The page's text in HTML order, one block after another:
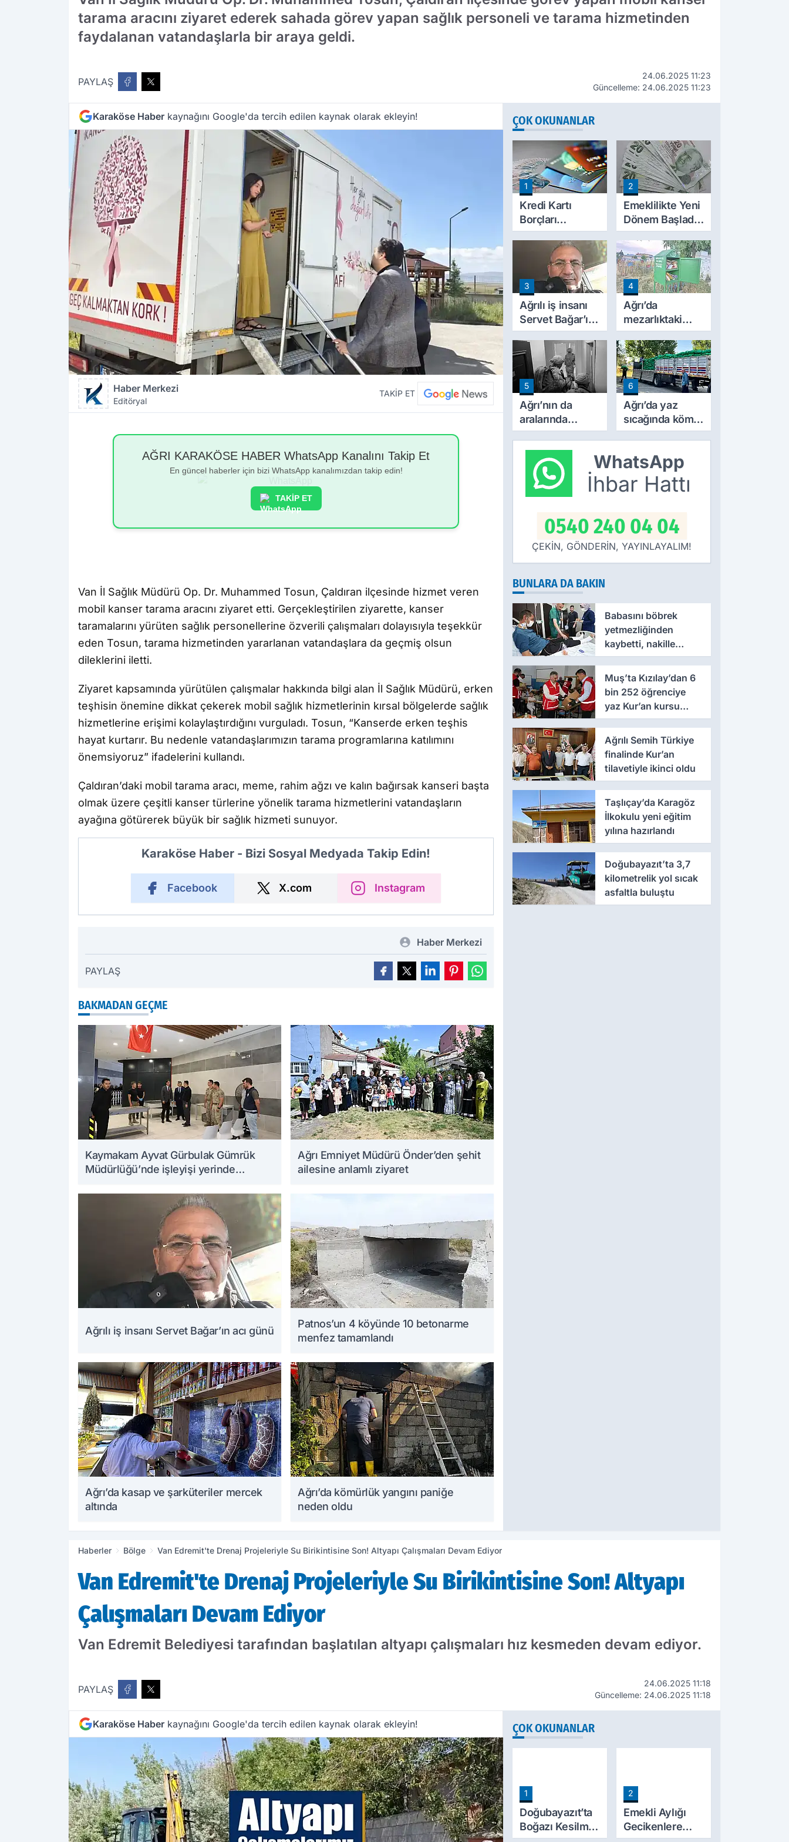
tarama aracını ziyaret ederek sahada görev yapan sağlık personeli ve tarama hizmetinden
faydalanan vatandaşlarla bir araya geldi.
PAYLAŞ
24.06.2025 11:23
Güncelleme: 24.06.2025 11:23
Karaköse Haber kaynağını Google'da tercih edilen kaynak olarak ekleyin!
Haber Merkezi
Editöryal
TAKİP ET
AĞRI KARAKÖSE HABER WhatsApp Kanalını Takip Et
En güncel haberler için bizi WhatsApp kanalımızdan takip edin!
TAKİP ET
Van İl Sağlık Müdürü Op. Dr. Muhammed Tosun, Çaldıran ilçesinde hizmet veren
mobil kanser tarama aracını ziyaret etti. Gerçekleştirilen ziyarette, kanser
taramalarını yürüten sağlık personellerine özverili çalışmaları dolayısıyla teşekkür
eden Tosun, tarama hizmetinden yararlanan vatandaşlara da geçmiş olsun
dileklerini iletti.
Ziyaret kapsamında yürütülen çalışmalar hakkında bilgi alan İl Sağlık Müdürü, erken
teşhisin önemine dikkat çekerek mobil sağlık hizmetlerinin kırsal bölgelerde sağlık
hizmetlerine erişimi kolaylaştırdığını vurguladı. Tosun, “Kanserde erken teşhis
hayat kurtarır. Bu nedenle vatandaşlarımızın tarama programlarına katılımını
önemsiyoruz” ifadelerini kullandı.
Çaldıran’daki mobil tarama aracı, meme, rahim ağzı ve kalın bağırsak kanseri başta
olmak üzere çeşitli kanser türlerine yönelik tarama hizmetlerini vatandaşların
ayağına götürerek büyük bir sağlık hizmeti sunuyor.
Karaköse Haber - Bizi Sosyal Medyada Takip Edin!
Facebook X.com Instagram
Haber Merkezi
PAYLAŞ
BAKMADAN GEÇME
Kaymakam Ayvat Gürbulak Gümrük
Müdürlüğü’nde işleyişi yerinde
Ağrı Emniyet Müdürü Önder’den şehit
ailesine anlamlı ziyaret
Ağrılı iş insanı Servet Bağar’ın acı günü
Patnos’un 4 köyünde 10 betonarme
menfez tamamlandı
Ağrı’da kasap ve şarküteriler mercek
altında
Ağrı’da kömürlük yangını paniğe
neden oldu
ÇOK OKUNANLAR
1
Kredi Kartı
Borçları
Silinecek mi?
TBMM'ye
Sunulan
Tekliflerin
Ayrıntıları Belli
Oldu
2
Emeklilikte Yeni
Dönem Başladı!
SGK'dan E-
Devlet Hamlesi
3
Ağrılı iş insanı
Servet Bağar’ın
acı günü
4
Ağrı’da
mezarlıktaki
Kur’an kutusu
vatandaşlardan
yoğun ilgi
görüyor
5
Ağrı’nın da
aralarında
bulunduğu 30
ilde DEAŞ
operasyonu:
104 şüpheli
yakalandı
6
Ağrı’da yaz
sıcağında kömür
fiyatları el yaktı
WhatsApp
İhbar Hattı
0540 240 04 04
ÇEKİN, GÖNDERİN, YAYINLAYALIM!
BUNLARA DA BAKIN
Babasını böbrek
yetmezliğinden
kaybetti, nakille
hayata yeniden
tutundu
Muş’ta Kızılay’dan 6
bin 252 öğrenciye
yaz Kur’an kursu
desteği
Ağrılı Semih Türkiye
finalinde Kur’an
tilavetiyle ikinci oldu
Taşlıçay’da Karagöz
İlkokulu yeni eğitim
yılına hazırlandı
Doğubayazıt’ta 3,7
kilometrelik yol sıcak
asfaltla buluştu
Haberler Bölge Van Edremit'te Drenaj Projeleriyle Su Birikintisine Son! Altyapı Çalışmaları Devam Ediyor
Van Edremit'te Drenaj Projeleriyle Su Birikintisine Son! Altyapı
Çalışmaları Devam Ediyor
Van Edremit Belediyesi tarafından başlatılan altyapı çalışmaları hız kesmeden devam ediyor.
PAYLAŞ
24.06.2025 11:18
Güncelleme: 24.06.2025 11:18
Karaköse Haber kaynağını Google'da tercih edilen kaynak olarak ekleyin! ÇOK OKUNANLAR
1
Doğubayazıt’ta
Boğazı Kesilmiş
2
Emekli Aylığı
Gecikenlere